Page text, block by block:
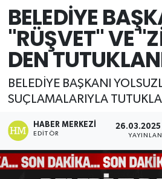
BELEDİYE
"RÜŞVET" VE
DEN
BELEDİYE BAŞKANI
SUÇLAMALARIYLA
HABER MERKEZI
EDITÖR
26.03.2025
ASAYİŞ
EĞİTİM
SAĞLIK
Süper Lig Puan Durumu ve
Tüm Manşetler
Son Dakika Haberleri